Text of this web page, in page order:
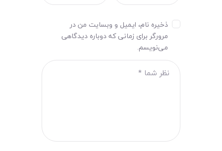
ذخیره نام، ایمیل و وبسایت من در
مرورگر برای زمانی که دوباره دیدگاهی
می‌نویسم.